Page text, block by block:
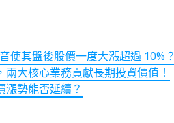
使其盤後股價一度大漲超過 10%？
大核心業務貢獻長期投資價值！
漲勢能否延續？